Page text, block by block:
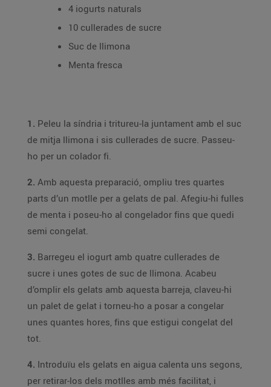
4 iogurts naturals
10 cullerades de sucre
Suc de llimona
Menta fresca
1. Peleu la síndria i tritureu-la juntament amb el suc
de mitja llimona i sis cullerades de sucre. Passeu-
ho per un colador fi.
2. Amb aquesta preparació, ompliu tres quartes
parts d’un motlle per a gelats de pal. Afegiu-hi fulles
de menta i poseu-ho al congelador fins que quedi
semi congelat.
3. Barregeu el iogurt amb quatre cullerades de
sucre i unes gotes de suc de llimona. Acabeu
d’omplir els gelats amb aquesta barreja, claveu-hi
un palet de gelat i torneu-ho a posar a congelar
unes quantes hores, fins que estigui congelat del
tot.
4. Introduïu els gelats en aigua calenta uns segons,
per retirar-los dels motlles amb més facilitat, i